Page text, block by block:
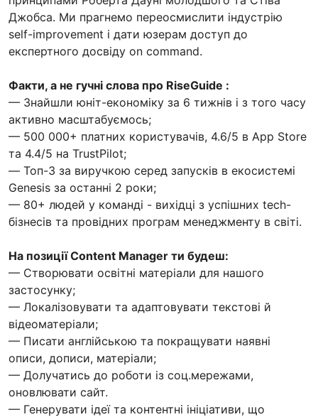
Джобса. Ми прагнемо переосмислити індустрію
self-improvement і дати юзерам доступ до
експертного досвіду on command.
Факти, а не гучні слова про RiseGuide :
— Знайшли юніт-економіку за 6 тижнів і з того часу
активно масштабуємось;
— 500 000+ платних користувачів, 4.6/5 в App Store
та 4.4/5 на TrustPilot;
— Топ-3 за виручкою серед запусків в екосистемі
Genesis за останні 2 роки;
— 80+ людей у команді - вихідці з успішних tech-
бізнесів та провідних програм менеджменту в світі.
На позиції Content Manager ти будеш:
— Створювати освітні матеріали для нашого
застосунку;
— Локалізовувати та адаптовувати текстові й
відеоматеріали;
— Писати англійською та покращувати наявні
описи, дописи, матеріали;
— Долучатись до роботи із соц.мережами,
оновлювати сайт.
— Генерувати ідеї та контентні ініціативи, що